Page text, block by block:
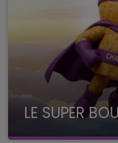
LE SUPER
avec La